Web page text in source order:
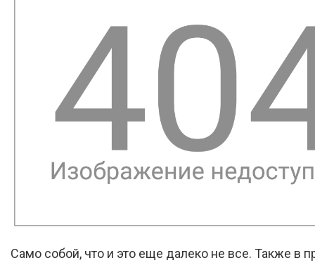
Само собой, что и это еще далеко не все. Также в